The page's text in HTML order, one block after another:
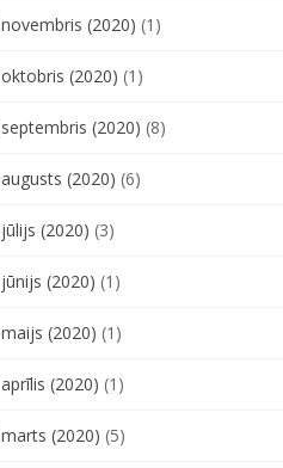
novembris (2020) (1)
oktobris (2020) (1)
septembris (2020) (8)
augusts (2020) (6)
jūlijs (2020) (3)
jūnijs (2020) (1)
maijs (2020) (1)
aprīlis (2020) (1)
marts (2020) (5)